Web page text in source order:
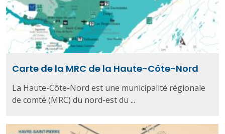
Carte de la MRC de la Haute-Côte-Nord
La Haute-Côte-Nord est une municipalité régionale
de comté (MRC) du nord-est du ...